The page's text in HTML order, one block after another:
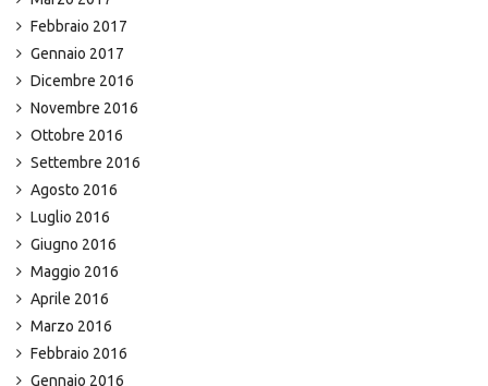
Febbraio 2017
Gennaio 2017
Dicembre 2016
Novembre 2016
Ottobre 2016
Settembre 2016
Agosto 2016
Luglio 2016
Giugno 2016
Maggio 2016
Aprile 2016
Marzo 2016
Febbraio 2016
Gennaio 2016